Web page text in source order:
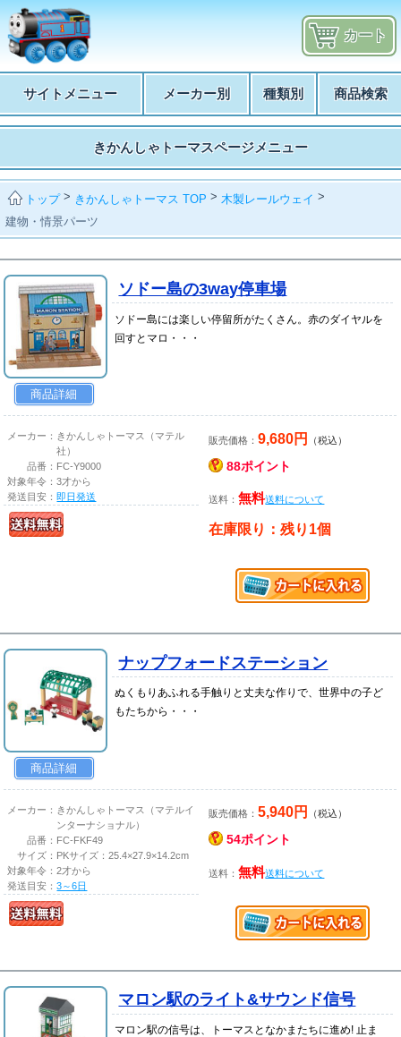
カート
サイトメニュー メーカー別 種類別 商品検索
きかんしゃトーマスページメニュー
トップ> きかんしゃトーマス TOP > 木製レールウェイ >
建物・情景パーツ
商品詳細
ソドー島の3way停車場
ソドー島には楽しい停留所がたくさん。赤のダイヤルを
回すとマロ・・・
メーカー： きかんしゃトーマス（マテル
社）
品番： FC-Y9000
対象年令：3才から
発送目安：即日発送
販売価格：9,680円 （税込）
88ポイント
送料：無料送料について
在庫限り：残り1個
商品詳細
ナップフォードステーション
ぬくもりあふれる手触りと丈夫な作りで、世界中の子ど
もたちから・・・
メーカー： きかんしゃトーマス（マテルイ
ンターナショナル）
品番： FC-FKF49
サイズ： PKサイズ：25.4×27.9×14.2cm
対象年令：2才から
発送目安：3～6日
販売価格：5,940円 （税込）
54ポイント
送料：無料送料について
マロン駅のライト&サウンド信号
マロン駅の信号は、トーマスとなかまたちに進め! 止ま